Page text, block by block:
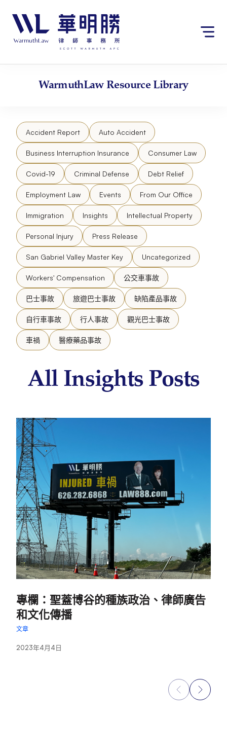
content
WarmuthLawResource Library
Accident Report Auto Accident
Business Interruption Insurance Consumer Law
Covid-19 Criminal Defense Debt Relief
Employment Law Events From Our Office
Immigration Insights Intellectual Property
Personal Injury Press Release
San Gabriel Valley Master Key Uncategorized
Workers' Compensation 公交車事故
巴士事故 旅遊巴士事故 缺陷產品事故
自行車事故 行人事故 觀光巴士事故
車禍 醫療藥品事故
All Insights Posts
文章
:專欄：聖蓋博谷的種族政治、律師廣告
和文化傳播
2023年4月4日